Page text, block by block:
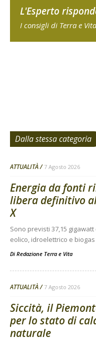
L'Esperto
I consigli di Terra e
Dalla stessa categoria
ATTUALITÀ 7 Agosto 2026
Energia da fonti
libera definitivo
X
Sono previsti 37,15
eolico, idroelettrico e
Di Redazione Terra e Vita
ATTUALITÀ 7 Agosto 2026
Siccità, il
per lo stato di
naturale